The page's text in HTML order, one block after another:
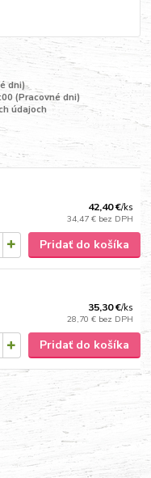
dni)
(Pracovné dni)
údajoch
42,40 €/ks
34,47 € bez DPH
Pridať do košíka
35,30 €/ks
28,70 € bez DPH
Pridať do košíka